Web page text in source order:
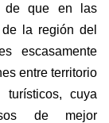
de que en las
la región del
escasamente
entre territorio
cuya
de mejor